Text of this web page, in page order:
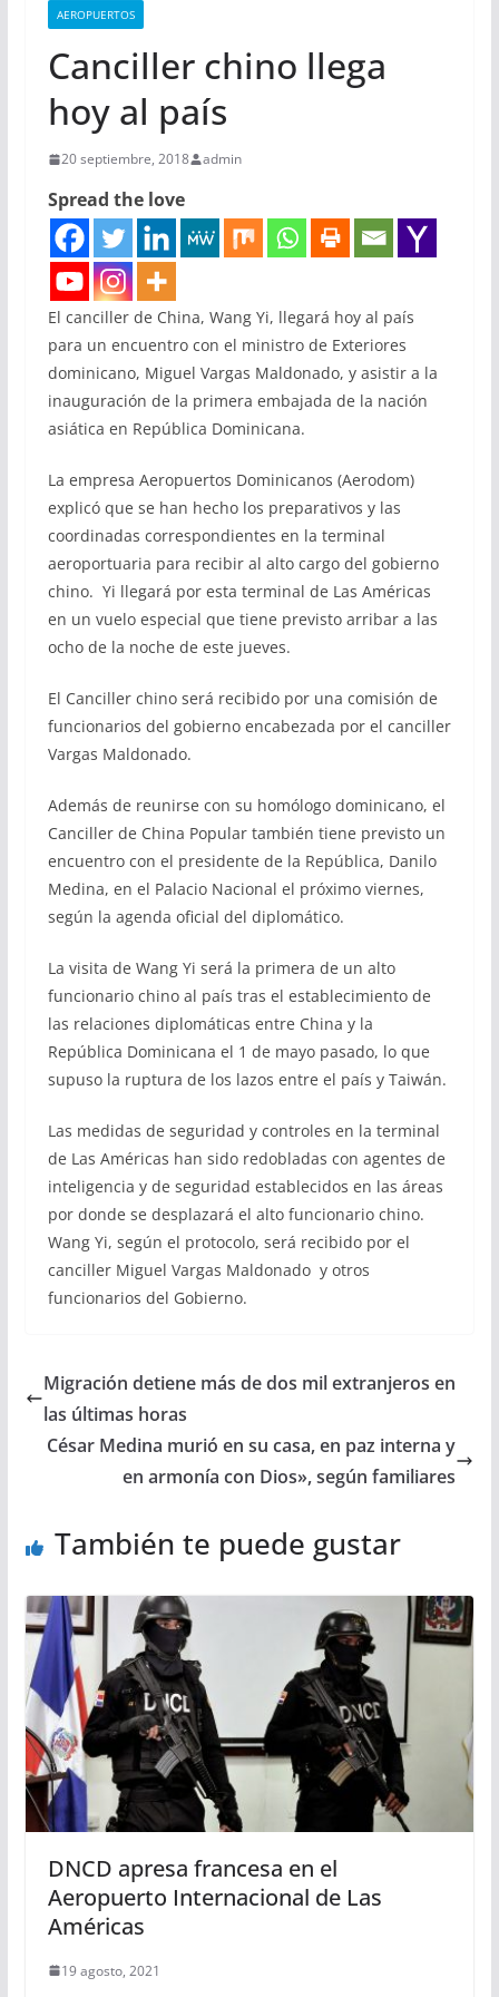
AEROPUERTOS
Canciller chino llega
hoy al país
20 septiembre, 2018 admin
Spread the love
El canciller de China, Wang Yi, llegará hoy al país
para un encuentro con el ministro de Exteriores
dominicano, Miguel Vargas Maldonado, y asistir a la
inauguración de la primera embajada de la nación
asiática en República Dominicana.
La empresa Aeropuertos Dominicanos (Aerodom)
explicó que se han hecho los preparativos y las
coordinadas correspondientes en la terminal
aeroportuaria para recibir al alto cargo del gobierno
chino. Yi llegará por esta terminal de Las Américas
en un vuelo especial que tiene previsto arribar a las
ocho de la noche de este jueves.
El Canciller chino será recibido por una comisión de
funcionarios del gobierno encabezada por el canciller
Vargas Maldonado.
Además de reunirse con su homólogo dominicano, el
Canciller de China Popular también tiene previsto un
encuentro con el presidente de la República, Danilo
Medina, en el Palacio Nacional el próximo viernes,
según la agenda oficial del diplomático.
La visita de Wang Yi será la primera de un alto
funcionario chino al país tras el establecimiento de
las relaciones diplomáticas entre China y la
República Dominicana el 1 de mayo pasado, lo que
supuso la ruptura de los lazos entre el país y Taiwán.
Las medidas de seguridad y controles en la terminal
de Las Américas han sido redobladas con agentes de
inteligencia y de seguridad establecidos en las áreas
por donde se desplazará el alto funcionario chino.
Wang Yi, según el protocolo, será recibido por el
canciller Miguel Vargas Maldonado y otros
funcionarios del Gobierno.
Migración detiene más de dos mil extranjeros en
las últimas horas
César Medina murió en su casa, en paz interna y
en armonía con Dios», según familiares
También te puede gustar
DNCD apresa francesa en el
Aeropuerto Internacional de Las
Américas
19 agosto, 2021